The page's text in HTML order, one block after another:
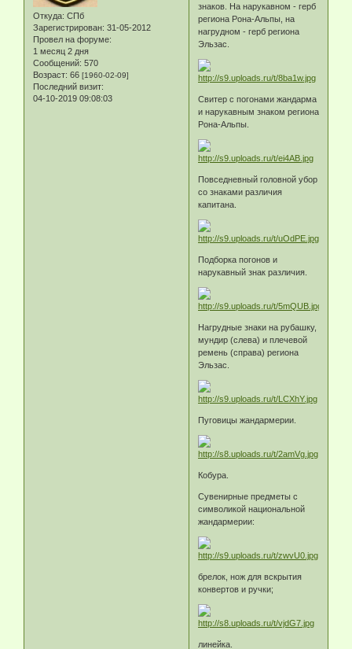
Откуда: CПб
Зарегистрирован: 31-05-2012
Провел на форуме:
1 месяц 2 дня
Сообщений: 570
Возраст: 66 [1960-02-09]
Последний визит:
04-10-2019 09:08:03
знаков. На нарукавном - герб
региона Рона-Альпы, на
нагрудном - герб региона
Эльзас.
Свитер с погонами жандарма
и нарукавным знаком региона
Рона-Альпы.
Повседневный головной убор
со знаками различия
капитана.
Подборка погонов и
нарукавный знак различия.
Нагрудные знаки на рубашку,
мундир (слева) и плечевой
ремень (справа) региона
Эльзас.
Пуговицы жандармерии.
Кобура.
Сувенирные предметы с
символикой национальной
жандармерии:
брелок, нож для вскрытия
конвертов и ручки;
линейка.